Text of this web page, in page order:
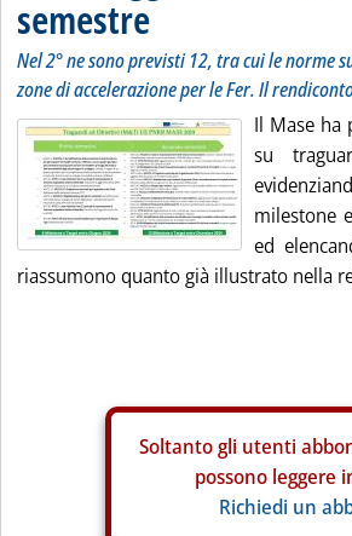
semestre
Nel 2° ne sono previsti 12, tra cui le norme
zone di accelerazione per le Fer. Il
Il Mase ha
su
milestone
ed
riassumono quanto già illustrato nella
Soltanto gli utenti
possono leggere
Richiedi un